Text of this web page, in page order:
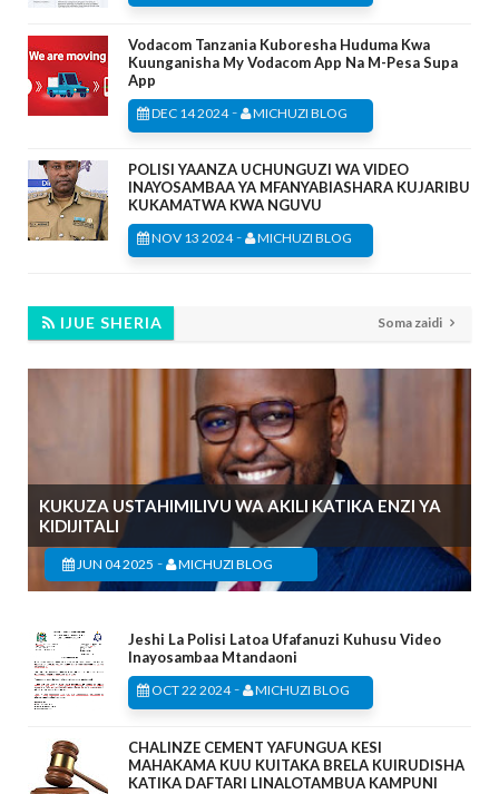
Vodacom Tanzania Kuboresha Huduma Kwa
Kuunganisha My Vodacom App Na M-Pesa Supa
App
DEC 14 2024- MICHUZI BLOG
POLISI YAANZA UCHUNGUZI WA VIDEO
INAYOSAMBAA YA MFANYABIASHARA KUJARIBU
KUKAMATWA KWA NGUVU
NOV 13 2024- MICHUZI BLOG
IJUE SHERIA Soma zaidi
KUKUZA USTAHIMILIVU WA AKILI KATIKA ENZI YA
KIDIJITALI
JUN 04 2025 - MICHUZI BLOG
Jeshi La Polisi Latoa Ufafanuzi Kuhusu Video
Inayosambaa Mtandaoni
OCT 22 2024- MICHUZI BLOG
CHALINZE CEMENT YAFUNGUA KESI
MAHAKAMA KUU KUITAKA BRELA KUIRUDISHA
KATIKA DAFTARI LINALOTAMBUA KAMPUNI